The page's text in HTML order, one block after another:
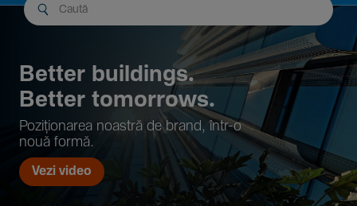
Better buil­dings.
Better tomor­rows.
Pozi­țio­narea noastră de brand, într-o
nouă formă.
Vezi video